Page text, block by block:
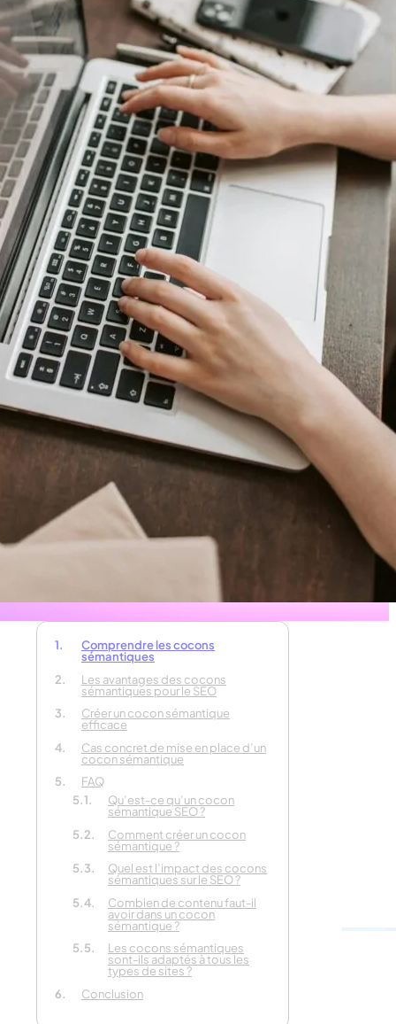
Comprendre les cocons
sémantiques
Les avantages des cocons
sémantiques pour le SEO
Créer un cocon sémantique
efficace
Cas concret de mise en place d’un
cocon sémantique
FAQ
Qu’est-ce qu’un cocon
sémantique SEO ?
Comment créer un cocon
sémantique ?
Quel est l’impact des cocons
sémantiques sur le SEO ?
Combien de contenu faut-il
avoir dans un cocon
sémantique ?
Les cocons sémantiques
sont-ils adaptés à tous les
types de sites ?
Conclusion